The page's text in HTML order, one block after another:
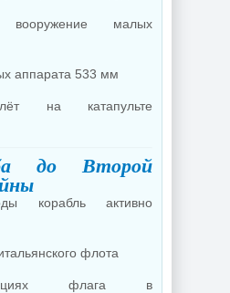
вооружение малых
аппарата 533 мм
на катапульте
до Второй
корабль активно
флота
флага в